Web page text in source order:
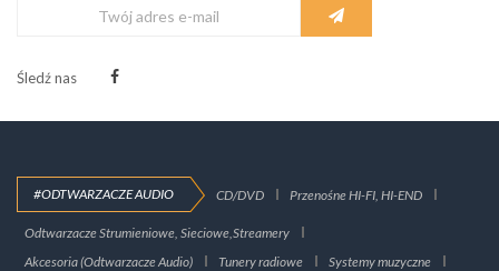
Śledź nas
#ODTWARZACZE AUDIO CD/DVD Przenośne HI-FI, HI-END
Odtwarzacze Strumieniowe, Sieciowe,Streamery
Akcesoria (Odtwarzacze Audio)
Tunery radiowe
Systemy muzyczne